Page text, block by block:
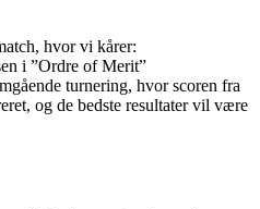
hvor vi kårer:
i ”Ordre of Merit”
turnering, hvor scoren fra
og de bedste resultater vil være